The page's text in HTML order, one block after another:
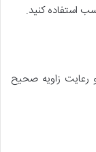
استفاده کنید.
و رعایت زاویه صحیح